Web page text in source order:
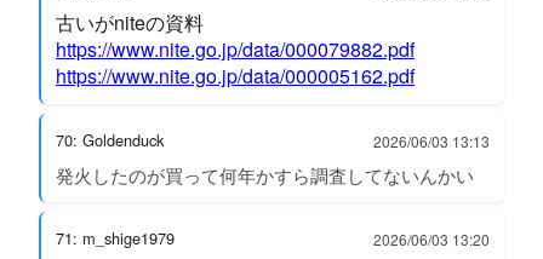
古いがniteの資料
https://www.nite.go.jp/data/000079882.pdf
https://www.nite.go.jp/data/000005162.pdf
70: Goldenduck 2026/06/03 13:13
発火したのが買って何年かすら調査してないんかい
71: m_shige1979 2026/06/03 13:20